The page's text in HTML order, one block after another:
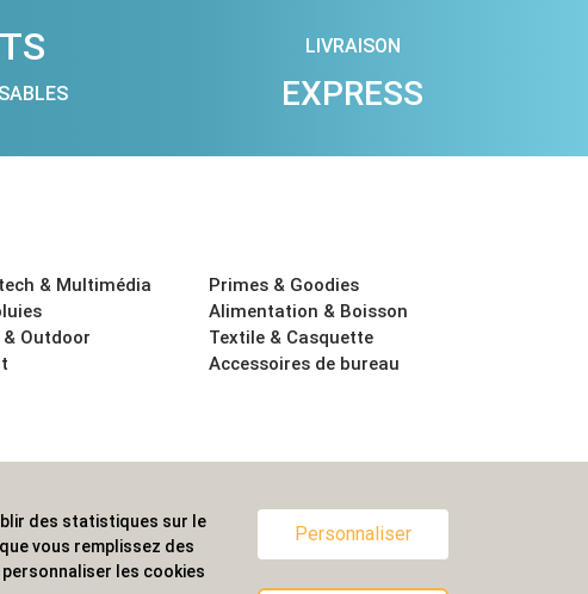
LIVRAISON
EXPRESS
& Multimédia
Outdoor
Primes & Goodies
Alimentation & Boisson
Textile & Casquette
Accessoires de bureau
internationale.
des statistiques sur le
vous remplissez des
les cookies
Personnaliser